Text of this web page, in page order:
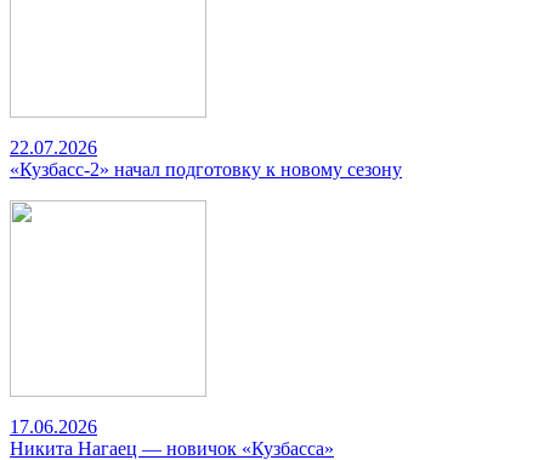
22.07.2026
«Кузбасс-2» начал подготовку к новому сезону
17.06.2026
Никита Нагаец — новичок «Кузбасса»